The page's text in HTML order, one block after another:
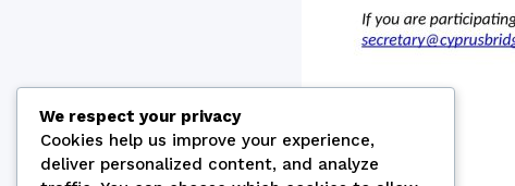
We respect your privacy
Cookies help us improve your experience,
deliver personalized content, and analyze